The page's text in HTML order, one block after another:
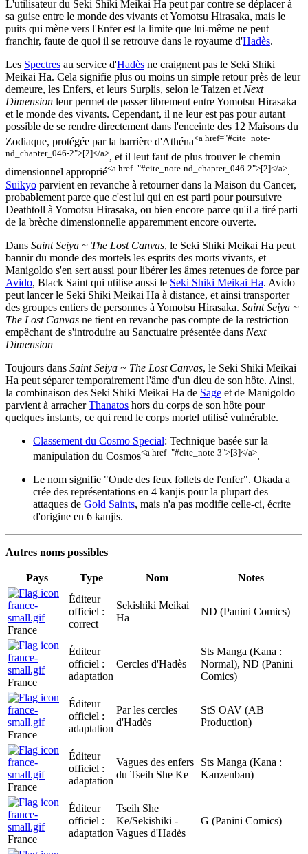
L'utilisateur du Seki Shiki Meikai Ha peut par contre se déplacer à
sa guise entre le monde des vivants et Yomotsu Hirasaka, mais le
puits qui mène vers l'Enfer est la limite que lui-même ne peut
franchir, faute de quoi il se retrouve dans le royaume d'Hadès.
Les Spectres au service d'Hadès ne craignent pas le Seki Shiki
Meikai Ha. Cela signifie plus ou moins un simple retour près de leur
demeure, les Enfers, et leurs Surplis, selon le Taizen et Next
Dimension leur permet de passer librement entre Yomotsu Hirasaka
et le monde des vivants. Cependant, il ne leur est pas pour autant
possible de se rendre directement dans l'enceinte des 12 Maisons du
Zodiaque, protégée par la barrière d'Athéna<a href="#cite_note-
nd_chapter_046-2">[2]</a>, et il leut faut de plus trouver le chemin
dimensionnel approprié<a href="#cite_note-nd_chapter_046-2">[2]</a>.
Suikyō parvient en revanche à retourner dans la Maison du Cancer,
probablement parce que c'est lui qui en est parti pour poursuivre
Deathtoll à Yomotsu Hirasaka, ou bien encore parce qu'il a tiré parti
de la brèche dimensionnelle apparemment encore ouverte.
Dans Saint Seiya ~ The Lost Canvas, le Seki Shiki Meikai Ha peut
bannir du monde des mortels les esprits des morts vivants, et
Manigoldo s'en sert aussi pour libérer les âmes retenues de force par
Avido, Black Saint qui utilise aussi le Seki Shiki Meikai Ha. Avido
peut lancer le Seki Shiki Meikai Ha à distance, et ainsi transporter
des groupes entiers de personnes à Yomotsu Hirasaka. Saint Seiya ~
The Lost Canvas ne tient en revanche pas compte de la restriction
empêchant de s'introduire au Sanctuaire présentée dans Next
Dimension
Toujours dans Saint Seiya ~ The Lost Canvas, le Seki Shiki Meikai
Ha peut séparer temporairement l'âme d'un dieu de son hôte. Ainsi,
la combinaison des Seki Shiki Meikai Ha de Sage et de Manigoldo
parvient à arracherThanatos hors du corps de son hôte pour
quelques instants, ce qui rend le corps mortel utilisé vulnérable.
Classement du Cosmo Special: Technique basée sur la
manipulation du Cosmos<a href="#cite_note-3">[3]</a>.
Le nom signifie "Onde des feux follets de l'enfer". Okada a
crée des représentations en 4 kanjis pour la plupart des
attaques de Gold Saints, mais n'a pas modifie celle-ci, écrite
d'origine en 6 kanjis.
Autres noms possibles
Pays Type Nom Notes
France
Éditeur
officiel :
correct
Sekishiki Meikai
Ha
ND (Panini Comics)
France
Éditeur
officiel :
adaptation
Cercles d'Hadès
Sts Manga (Kana :
Normal), ND (Panini
Comics)
France
Éditeur
officiel :
adaptation
Par les cercles
d'Hadès
StS OAV (AB
Production)
France
Éditeur
officiel :
adaptation
Vagues des enfers
du Tseih She Ke
Sts Manga (Kana :
Kanzenban)
France
Éditeur
officiel :
adaptation
Tseih She
Ke/Sekishiki -
Vagues d'Hadès
G (Panini Comics)